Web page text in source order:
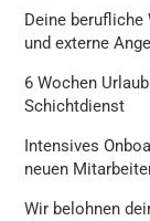
Deine
und externe
6 Wochen
Schichtdienst
Intensives
neuen
Wir belohnen